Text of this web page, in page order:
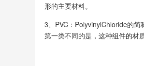
形的主要材料。
3、PVC：PolyvinylChloride的
第一类不同的是，这种组件的材